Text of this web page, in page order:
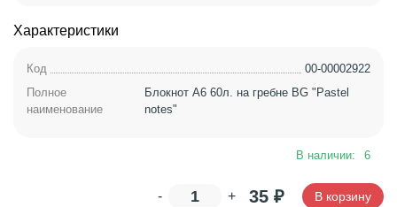
Характеристики
Код
00-00002922
Полное
наименование
Блокнот А6 60л. на гребне BG "Pastel
notes"
В наличии: 6
- + 35 ₽ В корзину